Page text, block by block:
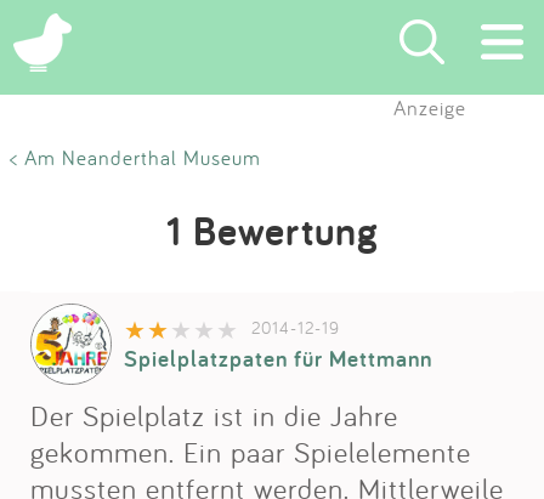
Suchen
Eintragen
Blog
Partner
Kontakt
Anzeige
< Am Neanderthal Museum
1 Bewertung
2014-12-19
Spielplatzpaten für Mettmann
Der Spielplatz ist in die Jahre
gekommen. Ein paar Spielelemente
mussten entfernt werden. Mittlerweile